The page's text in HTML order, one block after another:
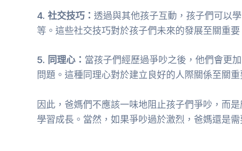
4. 社交技巧： 透過與其他孩子互動，孩子們可以
等。這些社交技巧對於孩子們未來的發展至關重要
5. 同理心： 當孩子們經歷過爭吵之後，他們會更
問題。這種同理心對於建立良好的人際關係至關重
因此，爸媽們不應該一味地阻止孩子們爭吵，而
學習成長。當然，如果爭吵過於激烈，爸媽還是